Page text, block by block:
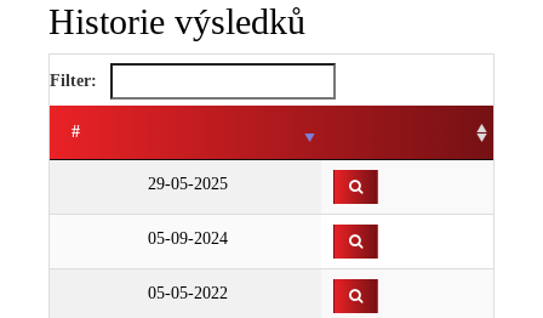
Historie výsledků
Filter:
#
29-05-2025
05-09-2024
05-05-2022